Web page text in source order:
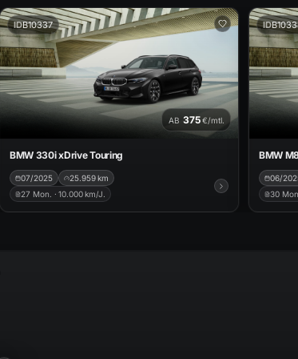
IDB10337
AB375€/mtl.
BMW 330i xDrive Touring
07/2025 25.959km
27 Mon. ·10.000km/J.
ID
BMW
06/
30